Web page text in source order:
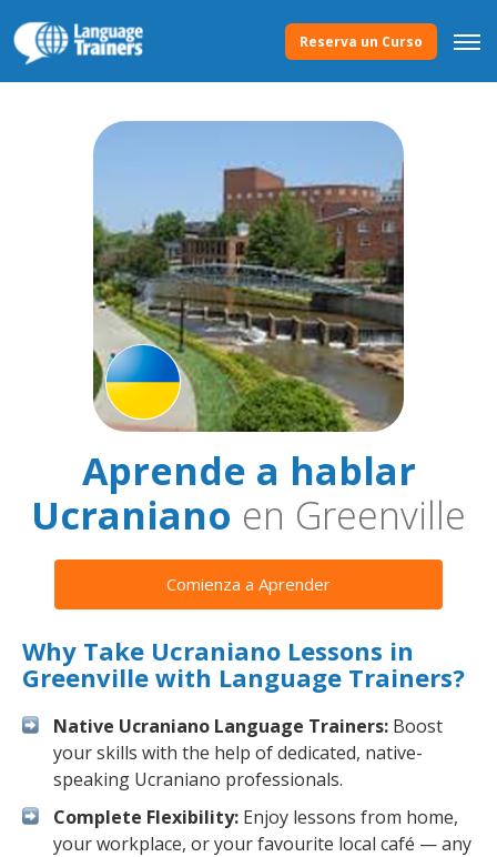
Reserva un Curso
Aprende a hablar
Ucraniano en Greenville
Comienza a Aprender
Why Take Ucraniano Lessons in
Greenville with Language Trainers?
Native Ucraniano Language Trainers: Boost
your skills with the help of dedicated, native-
speaking Ucraniano professionals.
Complete Flexibility: Enjoy lessons from home,
your workplace, or your favourite local café — any